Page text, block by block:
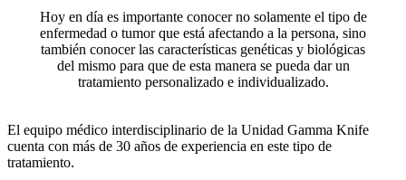
Hoy en día es importante conocer no solamente el tipo de
enfermedad o tumor que está afectando a la persona, sino
también conocer las características genéticas y biológicas
del mismo para que de esta manera se pueda dar un
tratamiento personalizado e individualizado.
El equipo médico interdisciplinario de la Unidad Gamma Knife
cuenta con más de 30 años de experiencia en este tipo de
tratamiento.